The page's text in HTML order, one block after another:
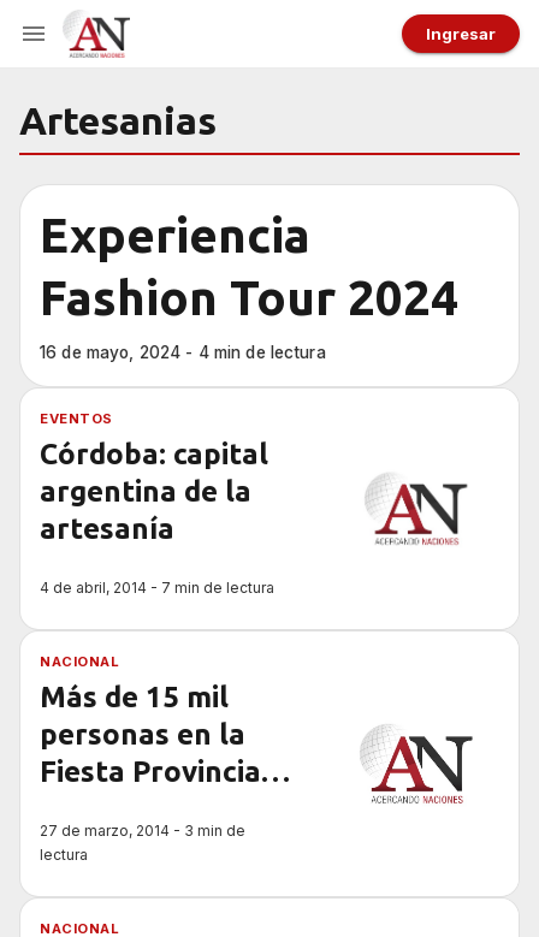
Ingresar
Artesanias
Experiencia
Fashion Tour 2024
16 de mayo, 2024 - 4 min de lectura
EVENTOS
Córdoba: capital
argentina de la
artesanía
4 de abril, 2014 - 7 min de lectura
NACIONAL
Más de 15 mil
personas en la
Fiesta Provincial
Tornquist
27 de marzo, 2014 - 3 min de
lectura
NACIONAL